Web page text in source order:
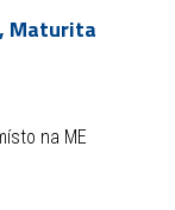
Maturita
na ME